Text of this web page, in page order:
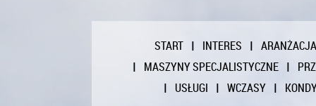
START INTERES
ARANŻACJA
MASZYNY SPECJALISTYCZNE
USŁUGI
WCZASY